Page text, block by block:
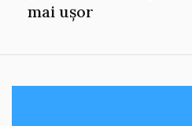
mai ușor